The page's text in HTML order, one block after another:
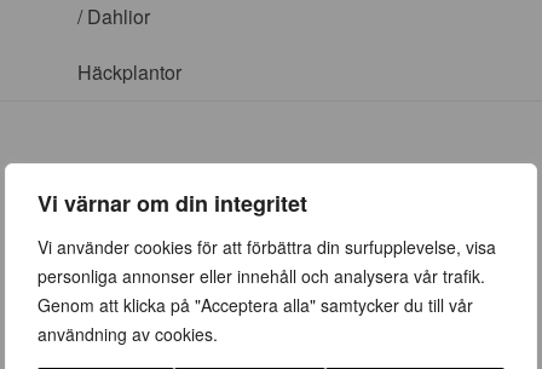
Vi värnar om din integritet
Vi använder cookies för att förbättra din surfupplevelse, visa
personliga annonser eller innehåll och analysera vår trafik.
Genom att klicka på "Acceptera alla" samtycker du till vår
användning av cookies.
/ Dahlior
Häckplantor
ÖPPETTIDER
Vår (23 mars – 28 juni)
Vardagar 09:00 – 19:00
Lördag 10:00 – 16:00